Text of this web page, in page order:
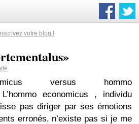
votre blog !
versus hommo
economicus , individu
pas diriger par ses émotions
erronés, n’existe pas si je me